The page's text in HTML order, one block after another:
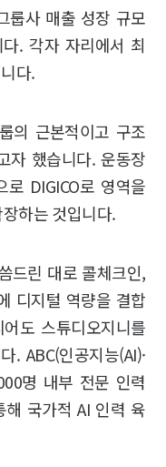
룹사 매출 성장 규모
. 각자 자리에서 최
다.
의 근본적이고 구조
자 했습니다. 운동장
DIGICO로 영역을
하는 것입니다.
드린 대로 콜체크인,
디지털 역량을 결합
도 스튜디오지니를
. ABC(인공지능(AI)·
명 내부 전문 인력
국가적 AI 인력 육